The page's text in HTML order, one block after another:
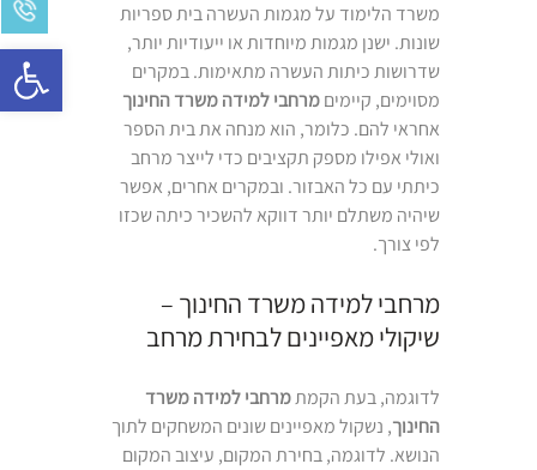
Open toolbar
משרד הלימוד על מגמות העשרה בית ספריות
שונות. ישנן מגמות מיוחדות או ייעודיות יותר,
שדרושות כיתות העשרה מתאימות. במקרים
מסוימים, קיימים מרחבי למידה משרד החינוך
אחראי להם. כלומר, הוא מנחה את בית הספר
ואולי אפילו מספק תקציבים כדי לייצר מרחב
כיתתי עם כל האבזור. ובמקרים אחרים, אפשר
שיהיה משתלם יותר דווקא להשכיר כיתה שכזו
לפי צורך.
מרחבי למידה משרד החינוך –
שיקולי מאפיינים לבחירת מרחב
לדוגמה, בעת הקמתמרחבי למידה משרד
החינוך, נשקול מאפיינים שונים המשחקים לתוך
הנושא. לדוגמה, בחירת המקום, עיצוב המקום